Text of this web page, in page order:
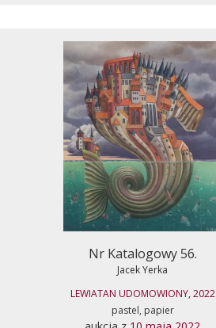
Nr Katalogowy 56.
Jacek Yerka
LEWIATAN UDOMOWIONY, 2022
pastel, papier